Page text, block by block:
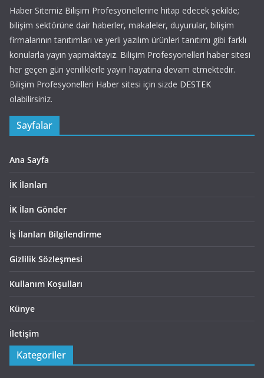
Haber Sitemiz Bilişim Profesyonellerine hitap edecek şekilde;
bilişim sektörüne dair haberler, makaleler, duyurular, bilişim
firmalarının tanıtımları ve yerli yazılım ürünleri tanıtımı gibi farklı
konularla yayın yapmaktayız. Bilişim Profesyonelleri haber sitesi
her geçen gün yeniliklerle yayın hayatına devam etmektedir.
Bilişim Profesyonelleri Haber sitesi için sizde DESTEK
olabilirsiniz.
Sayfalar
Ana Sayfa
İK İlanları
İK İlan Gönder
İş İlanları Bilgilendirme
Gizlilik Sözleşmesi
Kullanım Koşulları
Künye
İletişim
Kategoriler